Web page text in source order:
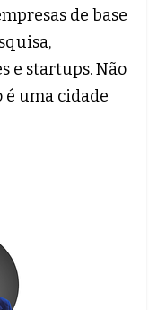
de base
e startups. Não
é uma cidade